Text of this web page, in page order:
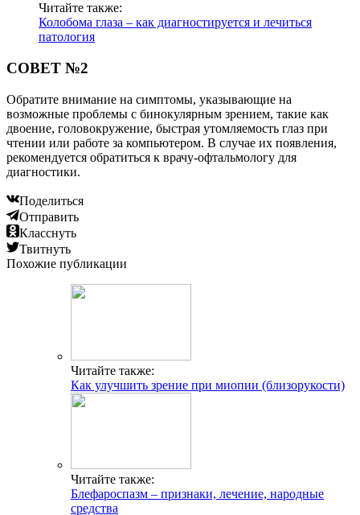
Читайте также:
Колобома глаза – как диагностируется и лечиться
патология
СОВЕТ №2
Обратите внимание на симптомы, указывающие на
возможные проблемы с бинокулярным зрением, такие как
двоение, головокружение, быстрая утомляемость глаз при
чтении или работе за компьютером. В случае их появления,
рекомендуется обратиться к врачу-офтальмологу для
диагностики.
Поделиться
Отправить
Класснуть
Твитнуть
Похожие публикации
Читайте также:
Как улучшить зрение при миопии (близорукости)
Читайте также:
Блефароспазм – признаки, лечение, народные
средства